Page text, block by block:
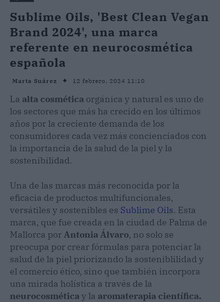
Sublime Oils, 'Best Clean Vegan
Brand 2024', una marca
referente en neurocosmética
española
Marta Suárez 12 febrero, 2024 11:10
La alta cosmética orgánica y natural es uno de
los sectores que más ha crecido en los últimos
años por la creciente demanda de los
consumidores cada vez más concienciados con
la importancia de la salud de la piel y la
sostenibilidad.
Una de las marcas más reconocida por la
eficacia de productos multifuncionales,
versátiles y sostenibles es Sublime Oils. Esta
marca, que fue creada en la ciudad de Palma de
Mallorca porAntonia Álvaro, no solo se
preocupa por crear fórmulas para potenciar la
salud de la piel priorizando la sosteniblilidad y
el comercio ético, sino que también incorpora
una mirada holística a través de la
neurocosmética y la aromaterapia científica.